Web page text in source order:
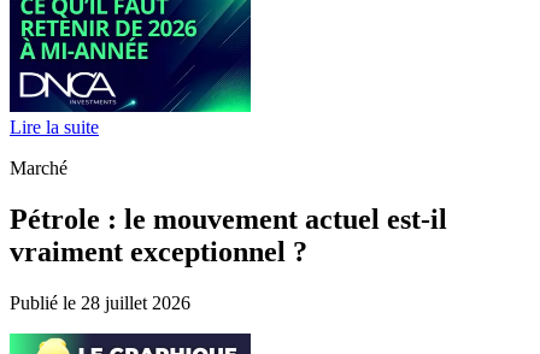
Lire la suite
Marché
Pétrole : le mouvement actuel est-il
vraiment exceptionnel ?
Publié le 28 juillet 2026